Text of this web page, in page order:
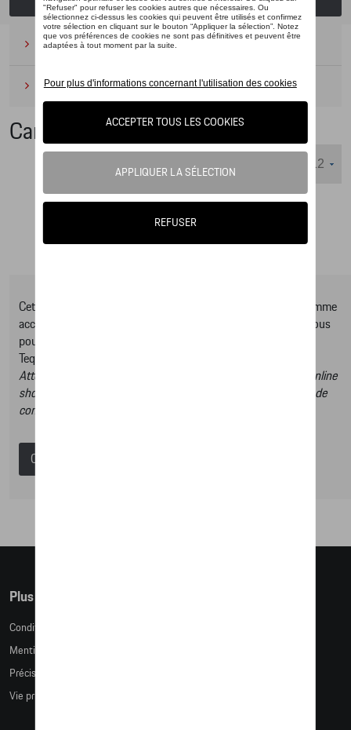
Camping(2)
Produits d'entretien(1)
Caméras de recul
Nombre d'éléments affichés :
Cet online shop vous présente une sélection d’articles de la gamme
accessoires Tequipment, pour découvrir la gamme complète vous
pouvez consulter notre Moteur de recherche d’accessoires
Tequipment.
Attention, en cliquant sur le lien du catalogue vous sortez du online
shop et dans ce catalogue vous n’aurez donc pas la possibilité de
commander des articles en ligne.
Catalogue Porsche
Plus d'informations
Conditions de vente
Mentions légales
Précision des tailles
Vie privée